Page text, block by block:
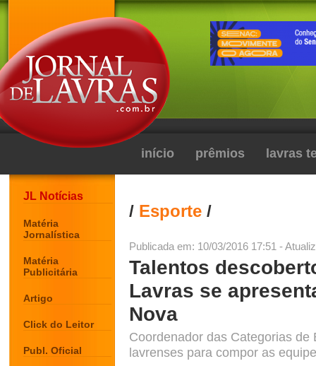
início prêmios lavras
JL Notícias
Matéria
Jornalística
Matéria
Publicitária
Artigo
Click do Leitor
Publ. Oficial
/ Esporte /
Publicada em: 10/03/2016 17:51 -
Talentos
Lavras se
Nova
Coordenador das Categorias
lavrenses para compor as